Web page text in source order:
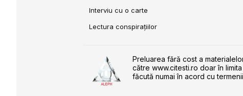
Interviu cu o carte
Lectura conspirațiilor
Preluarea fără cost a
către www.citesti.ro doar în
făcută numai în acord cu